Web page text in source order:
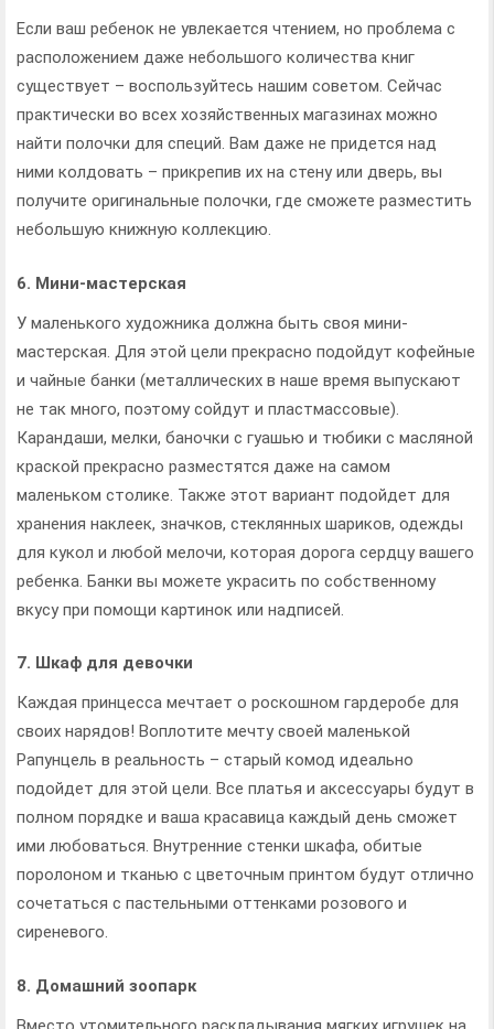
Если ваш ребенок не увлекается чтением, но проблема с
расположением даже небольшого количества книг
существует – воспользуйтесь нашим советом. Сейчас
практически во всех хозяйственных магазинах можно
найти полочки для специй. Вам даже не придется над
ними колдовать – прикрепив их на стену или дверь, вы
получите оригинальные полочки, где сможете разместить
небольшую книжную коллекцию.
6. Мини-мастерская
У маленького художника должна быть своя мини-
мастерская. Для этой цели прекрасно подойдут кофейные
и чайные банки (металлических в наше время выпускают
не так много, поэтому сойдут и пластмассовые).
Карандаши, мелки, баночки с гуашью и тюбики с масляной
краской прекрасно разместятся даже на самом
маленьком столике. Также этот вариант подойдет для
хранения наклеек, значков, стеклянных шариков, одежды
для кукол и любой мелочи, которая дорога сердцу вашего
ребенка. Банки вы можете украсить по собственному
вкусу при помощи картинок или надписей.
7. Шкаф для девочки
Каждая принцесса мечтает о роскошном гардеробе для
своих нарядов! Воплотите мечту своей маленькой
Рапунцель в реальность – старый комод идеально
подойдет для этой цели. Все платья и аксессуары будут в
полном порядке и ваша красавица каждый день сможет
ими любоваться. Внутренние стенки шкафа, обитые
поролоном и тканью с цветочным принтом будут отлично
сочетаться с пастельными оттенками розового и
сиреневого.
8. Домашний зоопарк